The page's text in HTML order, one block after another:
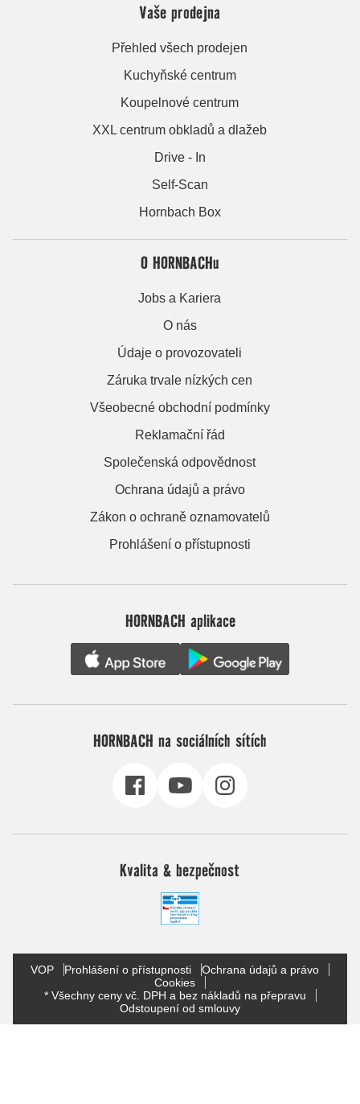
Vaše prodejna
Přehled všech prodejen
Kuchyňské centrum
Koupelnové centrum
XXL centrum obkladů a dlažeb
Drive - In
Self-Scan
Hornbach Box
O HORNBACHu
Jobs a Kariera
O nás
Údaje o provozovateli
Záruka trvale nízkých cen
Všeobecné obchodní podmínky
Reklamační řád
Společenská odpovědnost
Ochrana údajů a právo
Zákon o ochraně oznamovatelů
Prohlášení o přístupnosti
HORNBACH aplikace
HORNBACH na sociálních sítích
Kvalita & bezpečnost
VOP Prohlášení o přístupnosti
Ochrana údajů a právo
Cookies
* Všechny ceny vč. DPH a bez nákladů na přepravu
Odstoupení od smlouvy